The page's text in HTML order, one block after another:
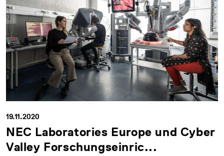
19.11.2020
NEC Laboratories Europe und Cyber
Valley Forschungseinric...